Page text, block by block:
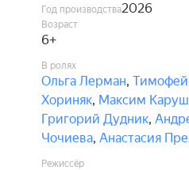
Год производства2026
Возраст
6+
В ролях
Ольга Лерман, Тимофей
Хориняк, Максим
Григорий Дудник,
Чочиева, Анастасия
Режиссёр